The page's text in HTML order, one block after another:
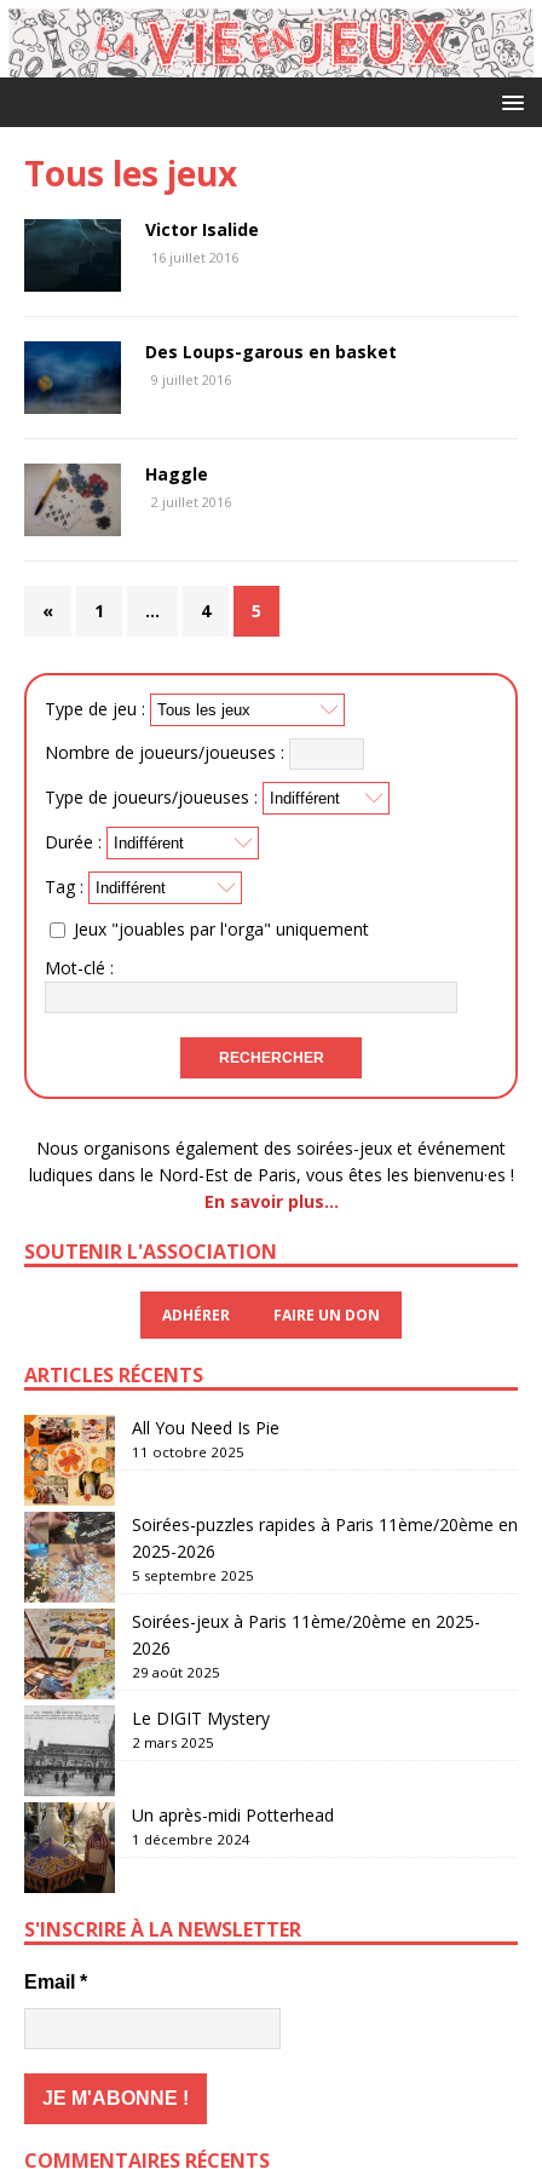
Tous les jeux
Victor Isalide
16 juillet 2016
Des Loups-garous en basket
9 juillet 2016
Haggle
2 juillet 2016
« 1 … 4 5
Type de jeu :
Nombre de joueurs/joueuses :
Type de joueurs/joueuses :
Durée :
Tag :
Jeux "jouables par l'orga" uniquement
Mot-clé :
Nous organisons également des soirées-jeux et événement
ludiques dans le Nord-Est de Paris, vous êtes les bienvenu·es !
En savoir plus…
SOUTENIR L'ASSOCIATION
ADHÉRER FAIRE UN DON
ARTICLES RÉCENTS
All You Need Is Pie
11 octobre 2025
Soirées-puzzles rapides à Paris 11ème/20ème en
2025-2026
5 septembre 2025
Soirées-jeux à Paris 11ème/20ème en 2025-
2026
29 août 2025
Le DIGIT Mystery
2 mars 2025
Un après-midi Potterhead
1 décembre 2024
S'INSCRIRE À LA NEWSLETTER
Email *
COMMENTAIRES RÉCENTS